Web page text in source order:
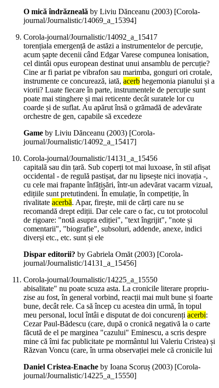
O mică îndrăzneală by Liviu Dănceanu (2003) [Corola-
journal/Journalistic/14069_a_15394]
Corola-journal/Journalistic/14092_a_15417
torențiala emergență de astăzi a instrumentelor de percuție,
acum șapte decenii când Edgar Varese compunea lonisation,
cel dintâi opus european destinat unui ansamblu de percuție?
Cine ar fi pariat pe vibrafon sau marimba, gonguri ori crotale,
instrumente ce concurează, iată, acerb hegemonia pianului și a
viorii? Luate fiecare în parte, instrumentele de percuție sunt
poate mai stinghere și mai reticente decât suratele lor cu
coarde și de suflat. Au apărut însă o grămadă de adevărate
orchestre de gen, capabile să excedeze
Game by Liviu Dănceanu (2003) [Corola-
journal/Journalistic/14092_a_15417]
Corola-journal/Journalistic/14131_a_15456
capitală sau din țară. Sub coperți tot mai luxoase, în stil afișat
occidental - de regulă pastișat, dar nu lipsește nici inovația -,
cu cele mai frapante înfățișări, într-un adevărat vacarm vizual,
edițiile sunt pretutindeni. În emulație, în competiție, în
rivalitate acerbă. Apar, firește, mii de cărți care nu se
recomandă drept ediții. Dar cele care o fac, cu tot protocolul
de rigoare: "notă asupra ediției", "text îngrijit", "note și
comentarii", "biografie", subsoluri, addende, anexe, indici
diverși etc., etc. sunt și ele
Dispar editorii? by Gabriela Omăt (2003) [Corola-
journal/Journalistic/14131_a_15456]
Corola-journal/Journalistic/14225_a_15550
abisalitate" nu poate scuza asta. La cronicile literare propriu-
zise au fost, în general vorbind, reacții mai mult bune și foarte
bune, decât rele. Ca să încep cu acestea din urmă, în topul
meu personal, locul întâi e disputat de doi concurenți acerbi:
Cezar Paul-Bădescu (care, după o cronică negativă la o carte
făcută de el pe marginea "cazului" Eminescu, a scris despre
mine că îmi fac publicitate pe mormântul lui Valeriu Cristea) și
Răzvan Voncu (care, în urma observației mele că cronicile lui
Daniel Cristea-Enache by Ioana Scoruș (2003) [Corola-
journal/Journalistic/14225_a_15550]